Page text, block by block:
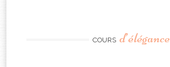
COURS d’élégance